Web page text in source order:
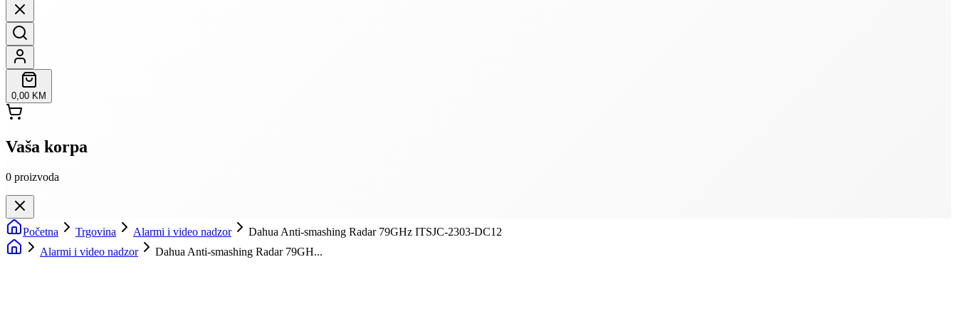
0,00 KM
Vaša korpa
0 proizvoda
Početna Trgovina Alarmi i video nadzor
Dahua Anti-smashing Radar 79GHz ITSJC-2303-DC12
Alarmi i video nadzor
Dahua Anti-smashing Radar 79GH...